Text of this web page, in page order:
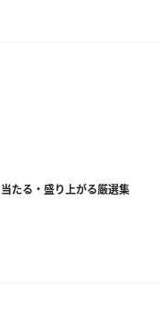
たる・盛り上がる厳選集